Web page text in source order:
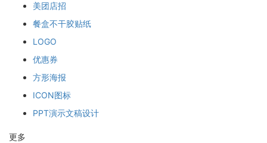
美团店招
餐盒不干胶贴纸
LOGO
优惠券
方形海报
ICON图标
PPT演示文稿设计
更多